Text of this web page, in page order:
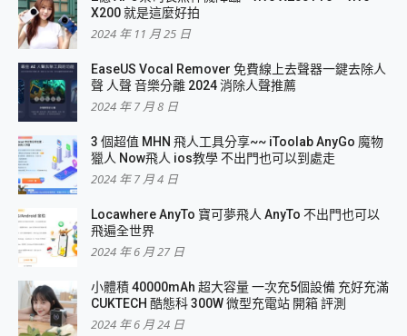
X200 就是這麼好拍
2024 年 11 月 25 日
EaseUS Vocal Remover 免費線上去聲器一鍵去除人
聲 人聲 音樂分離 2024 消除人聲推薦
2024 年 7 月 8 日
3 個超值 MHN 飛人工具分享~~ iToolab AnyGo 魔物
獵人 Now飛人 ios教學 不出門也可以到處走
2024 年 7 月 4 日
Locawhere AnyTo 寶可夢飛人 AnyTo 不出門也可以
飛遍全世界
2024 年 6 月 27 日
小體積 40000mAh 超大容量 一次充5個設備 充好充滿
CUKTECH 酷態科 300W 微型充電站 開箱 評測
2024 年 6 月 24 日